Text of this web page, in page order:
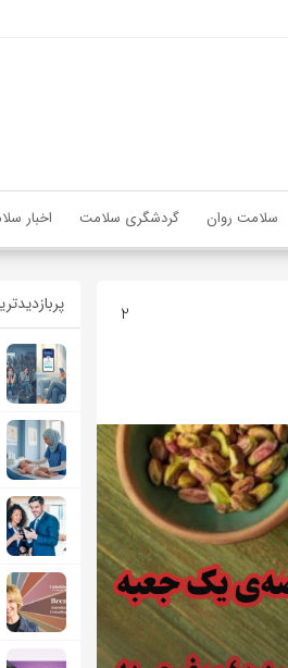
سلامت روان گردشگری سلامت اخبار
2